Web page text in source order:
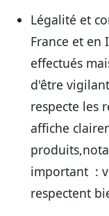
Légalité et
France et en
effectués
d'être
respecte les
affiche
important :
respectent